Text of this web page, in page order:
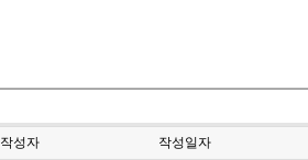
작성자 작성일자